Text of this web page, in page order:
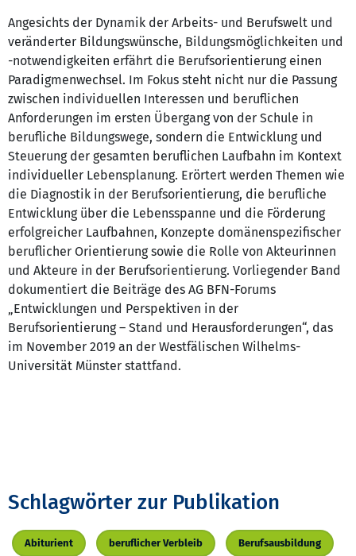
Angesichts der Dynamik der Arbeits- und Berufswelt und
veränderter Bildungswünsche, Bildungsmöglichkeiten und
-notwendigkeiten erfährt die Berufsorientierung einen
Paradigmenwechsel. Im Fokus steht nicht nur die Passung
zwischen individuellen Interessen und beruflichen
Anforderungen im ersten Übergang von der Schule in
berufliche Bildungswege, sondern die Entwicklung und
Steuerung der gesamten beruflichen Laufbahn im Kontext
individueller Lebensplanung. Erörtert werden Themen wie
die Diagnostik in der Berufsorientierung, die berufliche
Entwicklung über die Lebensspanne und die Förderung
erfolgreicher Laufbahnen, Konzepte domänenspezifischer
beruflicher Orientierung sowie die Rolle von Akteurinnen
und Akteure in der Berufsorientierung. Vorliegender Band
dokumentiert die Beiträge des AG BFN-Forums
„Entwicklungen und Perspektiven in der
Berufsorientierung – Stand und Herausforderungen“, das
im November 2019 an der Westfälischen Wilhelms-
Universität Münster stattfand.
Schlagwörter zur Publikation
Abiturient beruflicher Verbleib Berufsausbildung